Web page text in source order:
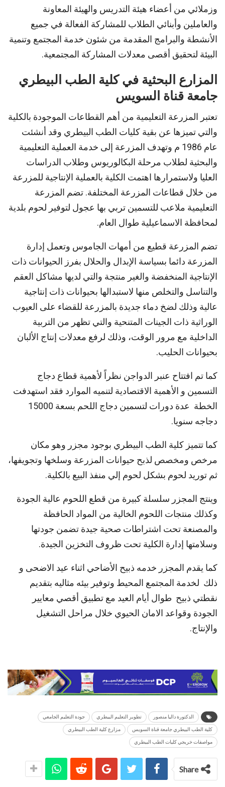
وزملائي من أعضاء هيئة التدريس والهيئة المعاونة
والعاملين وأبنائي الطلاب للمشاركة الفعالة في جميع
الأنشطة والبرامج المقدمة من شئون خدمة المجتمع وتنمية
البيئة لتحقيق أقصى معدلات المشاركة المجتمعية.
المزارع البحثية في كلية الطب البيطري
جامعة قناة السويس
تعتبر المزرعة التعليمية من أهم القطاعات الموجودة بالكلية
والتي تميزها عن بقية كليات الطب البيطري وقد أنشئت
عام 1986 م وتهدف المزرعة إلى خدمة العملية التعليمية
والبحثية لطلاب مرحلة البكالوريوس وطلاب الدراسات
العليا ولاستمرارها اهتمت الكلية بالعملية الإنتاجية للمزرعة
من خلال قطاعات المزرعة المختلفة. تضم المزرعة
التعليمية ملاعب للتسمين تربي بها عجول لتوفير لحوم بلدية
لمحافظة الاسماعيلية طوال العام.
تضم المزرعة قطيع من أمهات الجاموس وتعمل إدارة
المزرعة دائما بسياسة الإبدال والحلال بفرز الحيوانات ذات
الإنتاجية المنخفضة والغير منتجة والتي لديها مشاكل العقم
والتناسل والتخلص منها لاستبدالها بحيوانات ذات إنتاجية
عالية وذلك لضخ دماء جديدة بالمزرعة للقضاء على العيوب
الوراثية ذات الجينات المتنحية والتي تظهر من التربية
الداخلية مع مرور الوقت، وذلك لرفع معدلات إنتاج الألبان
بحيوانات الحليب.
كما تم افتتاح عنبر الدواجن نظراً لأهمية قطاع دجاج
التسمين و الأهمية الاقتصادية لتنميه الموارد فقد استهدفت
الخطة عدة دورات لتسمين دجاج اللحم بسعة 15000
دجاجه سنويا.
كما تتميز كلية الطب البيطري بوجود مجزر وهو مكان
مرخص ومخصص لذبح حيوانات المزرعة وسلخها وتجويفها،
ثم توريد لحوم بشكل لحوم إلي منفذ البيع بالكلية.
وينتج المجزر سلسلة كبيرة من قطع اللحوم عالية الجودة
وكذلك منتجات اللحوم الخالية من المواد الحافظة
والمصنعة تحت اشتراطات صحية جيدة تضمن جودتها
وسلامتها إدارة الكلية تحت ظروف التخزين الجيدة.
كما يقدم المجزر خدمه ذبيح الأضاحي اثناء عيد الاضحى و
ذلك لخدمة المجتمع المحيط وتوفير بيئه مثاليه بتقديم
نقطتي ذبيح طوال أيام العيد مع تطبيق أقصي معايير
الجودة وقواعد الامان الحيوي خلال مراحل التشغيل
والإنتاج.
الدكتورة داليا منصور تطوير التعليم البيطري جودة التعليم الجامعي
كلية الطب البيطري جامعة قناة السويس مزارع كلية الطب البيطري
مواصفات خريجي كليات الطب البيطري
Share